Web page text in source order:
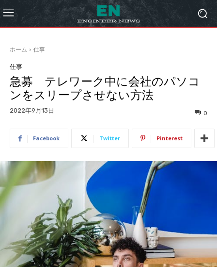
ホーム 仕事
仕事
急募 テレワーク中に会社のパソコ
ンをスリープさせない方法
2022年9月13日 0
Facebook Twitter Pinterest